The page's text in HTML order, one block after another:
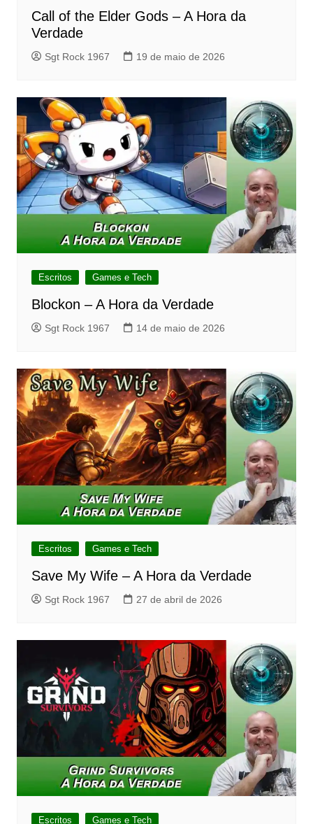
Call of the Elder Gods – A Hora da
Verdade
Sgt Rock 1967 19 de maio de 2026
Escritos Games e Tech
Blockon – A Hora da Verdade
Sgt Rock 1967 14 de maio de 2026
Escritos Games e Tech
Save My Wife – A Hora da Verdade
Sgt Rock 1967 27 de abril de 2026
Escritos Games e Tech